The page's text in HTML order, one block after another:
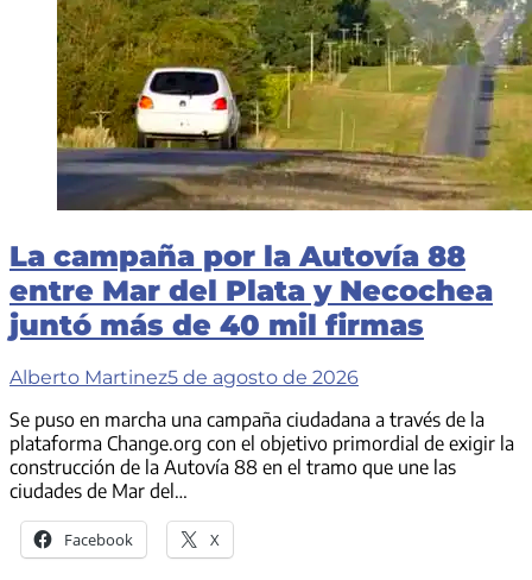
La campaña por la Autovía 88
entre Mar del Plata y Necochea
juntó más de 40 mil firmas
Alberto Martinez5 de agosto de 2026
Se puso en marcha una campaña ciudadana a través de la
plataforma Change.org con el objetivo primordial de exigir la
construcción de la Autovía 88 en el tramo que une las
ciudades de Mar del…
Facebook X